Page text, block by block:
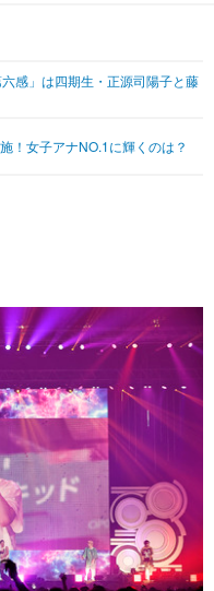
その他
感」は四期生・正源司陽子と藤
！女子アナNO.1に輝くのは？